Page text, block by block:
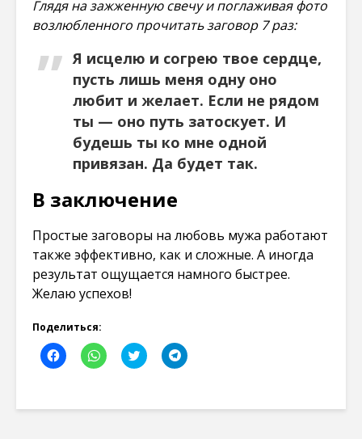
Глядя на зажженную свечу и поглаживая фото
возлюбленного прочитать заговор 7 раз:
Я исцелю и согрею твое сердце,
пусть лишь меня одну оно
любит и желает. Если не рядом
ты — оно путь затоскует. И
будешь ты ко мне одной
привязан. Да будет так.
В заключение
Простые заговоры на любовь мужа работают
также эффективно, как и сложные. А иногда
результат ощущается намного быстрее.
Желаю успехов!
Поделиться:
Н
а
Н
а
Н
а
Н
а